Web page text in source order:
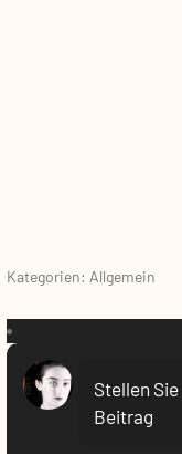
Kategorien: Allgemein
VR:
Stellen
Beitrag